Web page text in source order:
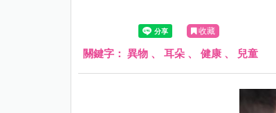
收藏
關鍵字： 異物 、 耳朵 、 健康 、 兒童